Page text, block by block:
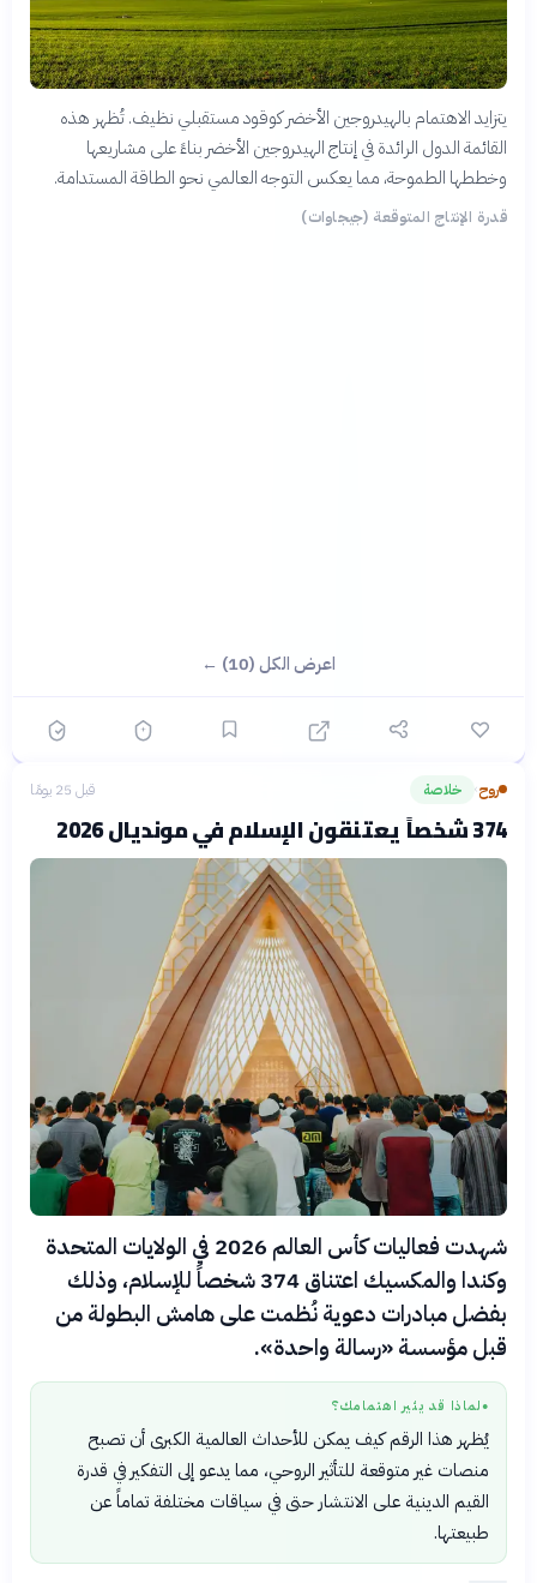
يتزايد الاهتمام بالهيدروجين الأخضر كوقود مستقبلي نظيف. تُظهر هذه
القائمة الدول الرائدة في إنتاج الهيدروجين الأخضر بناءً على مشاريعها
وخططها الطموحة، مما يعكس التوجه العالمي نحو الطاقة المستدامة.
قدرة الإنتاج المتوقعة (جيجاوات)
اعرض الكل (10) ←
روح› خلاصة قبل 25 يومًا
374 شخصاً يعتنقون الإسلام في مونديال 2026
شهدت فعاليات كأس العالم 2026 في الولايات المتحدة
وكندا والمكسيك اعتناق 374 شخصاً للإسلام، وذلك
بفضل مبادرات دعوية نُظمت على هامش البطولة من
قبل مؤسسة «رسالة واحدة».
● لماذا قد يثير اهتمامك؟
يُظهر هذا الرقم كيف يمكن للأحداث العالمية الكبرى أن تصبح
منصات غير متوقعة للتأثير الروحي، مما يدعو إلى التفكير في قدرة
القيم الدينية على الانتشار حتى في سياقات مختلفة تماماً عن
طبيعتها.